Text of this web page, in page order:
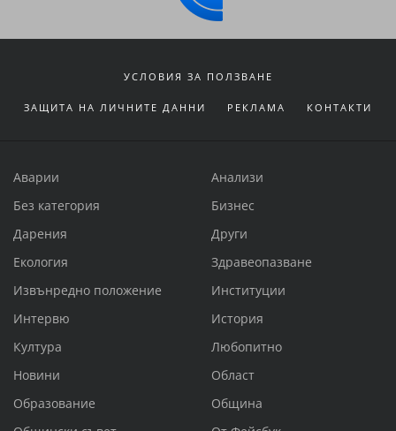
УСЛОВИЯ ЗА ПОЛЗВАНЕ
ЗАЩИТА НА ЛИЧНИТЕ ДАННИ РЕКЛАМА КОНТАКТИ
Аварии
Анализи
Без категория
Бизнес
Дарения
Други
Екология
Здравеопазване
Извънредно положение
Институции
Интервю
История
Култура
Любопитно
Новини
Област
Образование
Община